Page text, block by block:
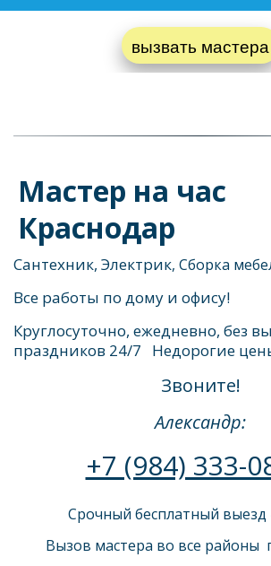
вызвать мастера
Мастер на час
Краснодар
Сантехник, Электрик, Сборка
Все работы по дому и офису!
Круглосуточно, ежедневно, без
Звоните!
Александр:
+7 (984) 333-
Срочный бесплатный выезд
Вызов мастера во все районы